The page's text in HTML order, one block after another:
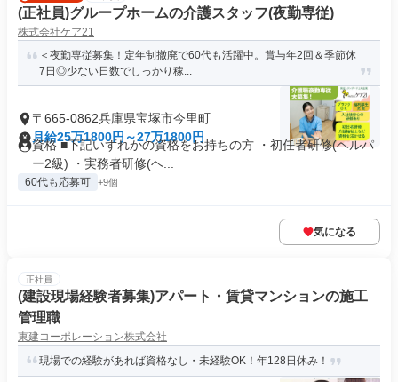
(正社員)グループホームの介護スタッフ(夜勤専従)
株式会社ケア21
＜夜勤専従募集！定年制撤廃で60代も活躍中。賞与年2回＆季節休
7日◎少ない日数でしっかり稼...
〒665-0862兵庫県宝塚市今里町
月給25万1800円～27万1800円
資格 ■下記いずれかの資格をお持ちの方 ・初任者研修(ヘルパ
ー2級) ・実務者研修(ヘ...
60代も応募可 +9個
気になる
正社員
(建設現場経験者募集)アパート・賃貸マンションの施工
管理職
東建コーポレーション株式会社
現場での経験があれば資格なし・未経験OK！年128日休み！